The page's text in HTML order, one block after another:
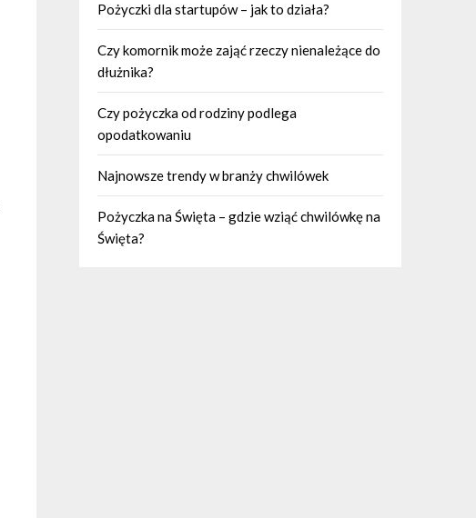
Pożyczki dla startupów – jak to działa?
Czy komornik może zająć rzeczy nienależące do
dłużnika?
Czy pożyczka od rodziny podlega
opodatkowaniu
Najnowsze trendy w branży chwilówek
Pożyczka na Święta – gdzie wziąć chwilówkę na
Święta?